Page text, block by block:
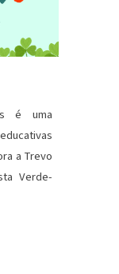
é uma
a Trevo
Verde-